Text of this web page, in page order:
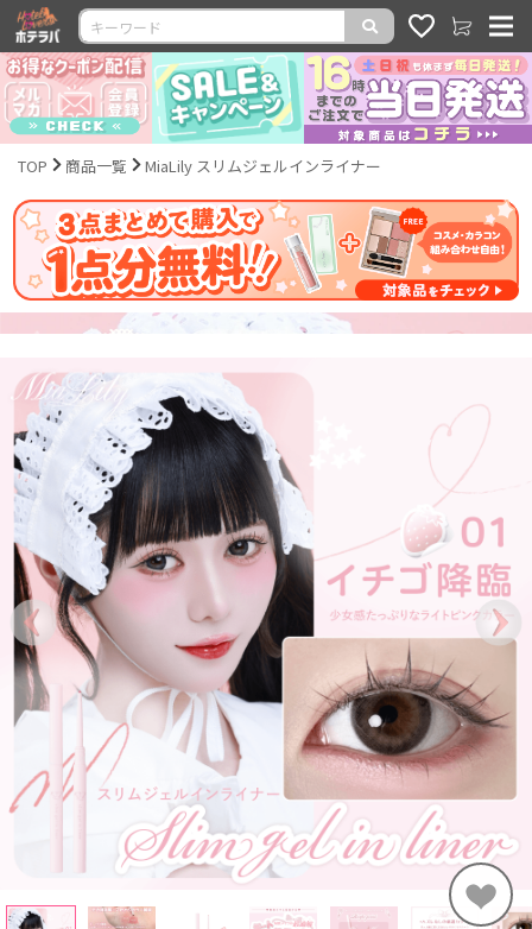
TOP 商品一覧 MiaLily スリムジェルインライナー